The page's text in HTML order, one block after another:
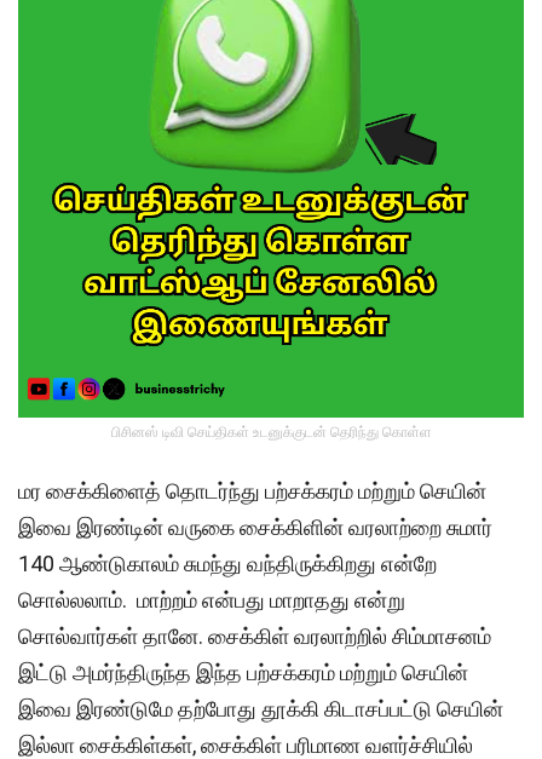
பிசினஸ் டிவி செய்திகள் உடனுக்குடன் தெரிந்து கொள்ள
மர சைக்கிளைத் தொடர்ந்து பற்சக்கரம் மற்றும் செயின்
இவை இரண்டின் வருகை சைக்கிளின் வரலாற்றை சுமார்
140 ஆண்டுகாலம் சுமந்து வந்திருக்கிறது என்றே
சொல்லலாம். மாற்றம் என்பது மாறாதது என்று
சொல்வார்கள் தானே. சைக்கிள் வரலாற்றில் சிம்மாசனம்
இட்டு அமர்ந்திருந்த இந்த பற்சக்கரம் மற்றும் செயின்
இவை இரண்டுமே தற்போது தூக்கி கிடாசப்பட்டு செயின்
இல்லா சைக்கிள்கள், சைக்கிள் பரிமாண வளர்ச்சியில்